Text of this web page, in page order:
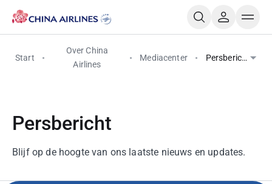
Start
Over China
Airlines
Mediacenter Persbericht
Persbericht
Blijf op de hoogte van ons laatste nieuws en updates.